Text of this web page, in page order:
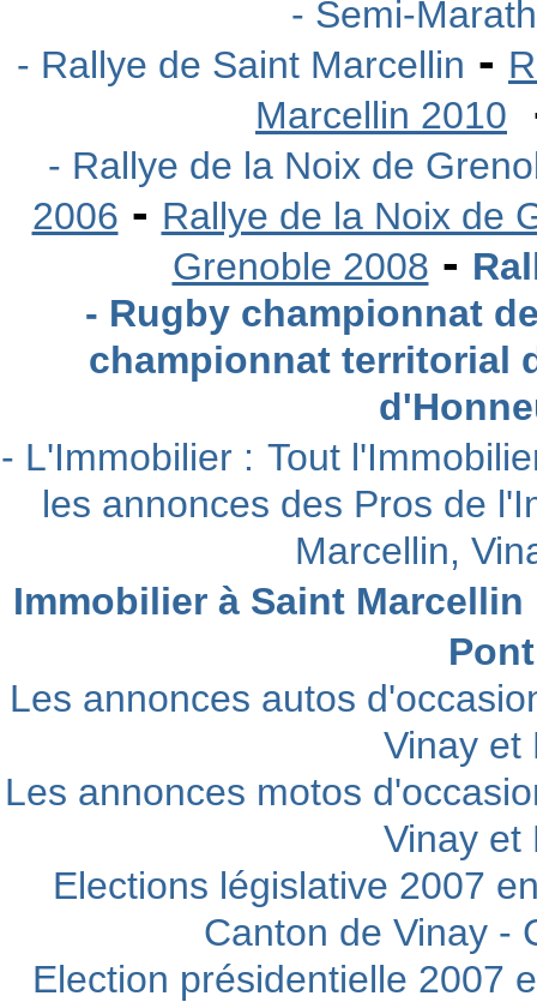
- Semi-
- Rallye de Saint Marcellin -
Marcellin 2010
- Rallye de la Noix de
2006 - Rallye de la Noix de
Grenoble 2008 -
- Rugby championnat
championnat territorial
- L'Immobilier : Tout
les annonces des Pros de
Marcellin,
Immobilier à Saint Marcellin
Les annonces autos
Vinay et
Les annonces motos
Vinay et
Elections législative 2007
Canton de Vinay -
Election présidentielle 2007